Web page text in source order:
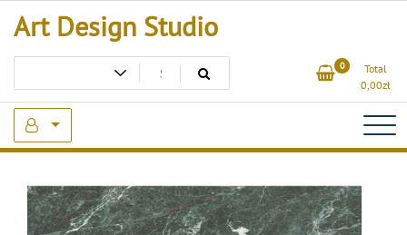
Art Design Studio
0
Total
0,00zł